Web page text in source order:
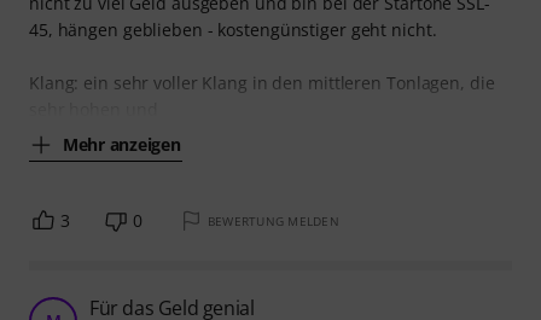
45, hängen geblieben - kostengünstiger geht nicht.
Klang: ein sehr voller Klang in den mittleren Tonlagen, die
Mehr anzeigen
3 0 BEWERTUNG MELDEN
Für das Geld genial